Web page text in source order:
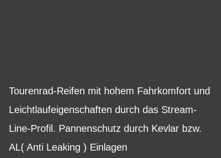
Tourenrad-Reifen mit hohem Fahrkomfort und
Leichtlaufeigenschaften durch das Stream-
Line-Profil. Pannenschutz durch Kevlar bzw.
AL( Anti Leaking ) Einlagen